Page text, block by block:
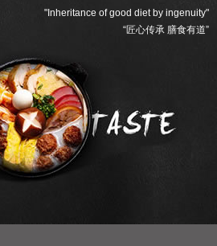
"Inheritance of good diet by ingenuity"
“匠心传承 膳食有道”